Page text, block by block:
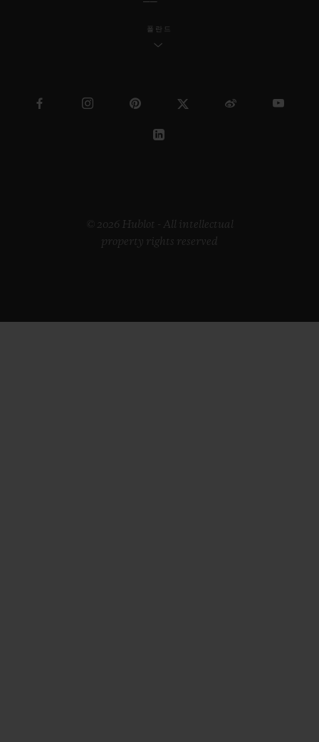
폴란드
© 2026 Hublot - All intellectual
property rights reserved